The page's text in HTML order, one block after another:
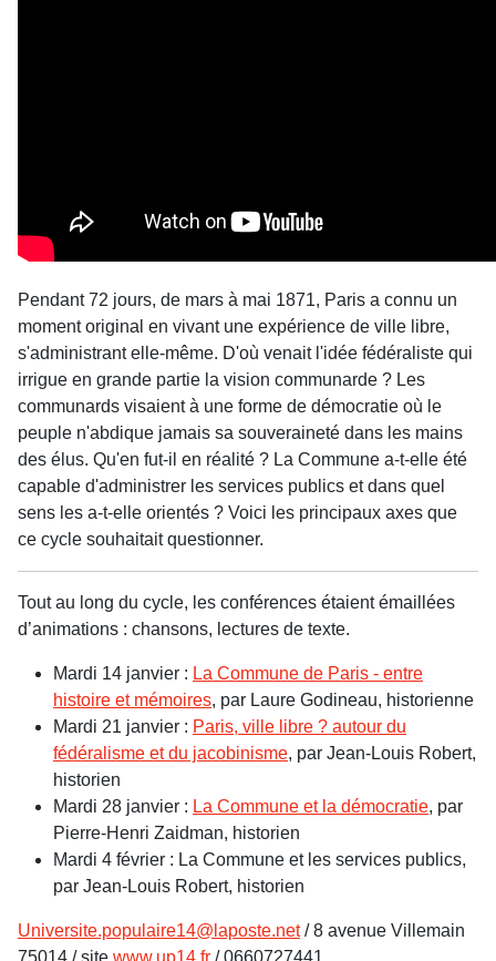
Pendant 72 jours, de mars à mai 1871, Paris a connu un
moment original en vivant une expérience de ville libre,
s'administrant elle-même. D'où venait l'idée fédéraliste qui
irrigue en grande partie la vision communarde ? Les
communards visaient à une forme de démocratie où le
peuple n'abdique jamais sa souveraineté dans les mains
des élus. Qu'en fut-il en réalité ? La Commune a-t-elle été
capable d'administrer les services publics et dans quel
sens les a-t-elle orientés ? Voici les principaux axes que
ce cycle souhaitait questionner.
Tout au long du cycle, les conférences étaient émaillées
d’animations : chansons, lectures de texte.
Mardi 14 janvier : La Commune de Paris - entre
histoire et mémoires, par Laure Godineau, historienne
Mardi 21 janvier : Paris, ville libre ? autour du
fédéralisme et du jacobinisme, par Jean-Louis Robert,
historien
Mardi 28 janvier : La Commune et la démocratie, par
Pierre-Henri Zaidman, historien
Mardi 4 février : La Commune et les services publics,
par Jean-Louis Robert, historien
Universite.populaire14@laposte.net/ 8 avenue Villemain